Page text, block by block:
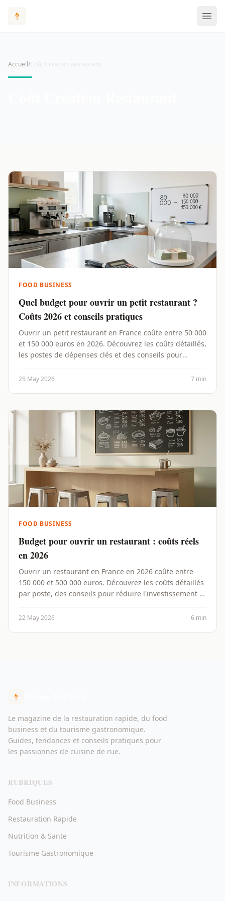
Accueil/
FOOD BUSINESS
Quel budget pour ouvrir un petit restaurant ?
Coûts 2026 et conseils pratiques
Ouvrir un petit restaurant en France coûte entre 50 000
et 150 000 euros en 2026. Découvrez les coûts détaillés,
les postes de dépenses clés et des conseils pour
25 May 2026 7 min
FOOD BUSINESS
Budget pour ouvrir un restaurant : coûts réels
en 2026
Ouvrir un restaurant en France en 2026 coûte entre
150 000 et 500 000 euros. Découvrez les coûts détaillés
par poste, des conseils pour réduire l'investissement et
22 May 2026 6 min
Le magazine de la restauration rapide, du food
business et du tourisme gastronomique.
Guides, tendances et conseils pratiques pour
les passionnes de cuisine de rue.
RUBRIQUES
Food Business
Restauration Rapide
Nutrition & Sante
Tourisme Gastronomique
INFORMATIONS